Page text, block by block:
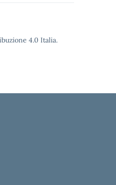
4.0 Italia.